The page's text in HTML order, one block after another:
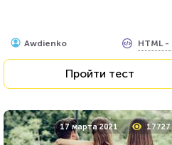
Awdienko HTML -
Пройти тест
17 марта 2021 17727